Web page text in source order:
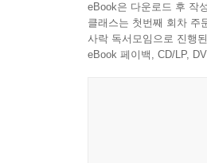
때로는 힘의 균형을
힘의 균형이 한쪽으
늘어난다. 마침내 운
eBook은 다운로드 후 작
클래스는 첫번째 회차 주
사락 독서모임으로 진행
eBook 페이백, CD/LP,